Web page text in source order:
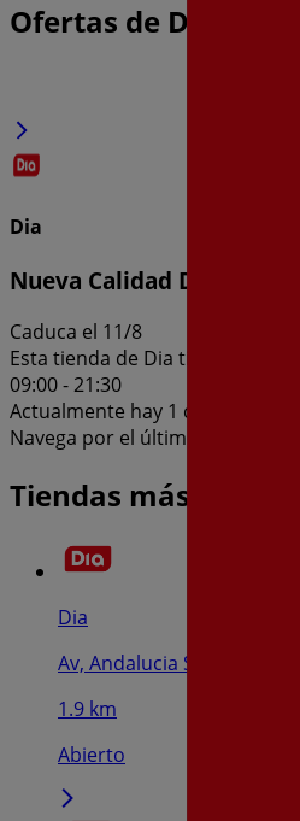
Ofertas de Dia en
Dia
Nueva Calidad Dia del 05/
Caduca el 11/8
Esta tienda de Dia tiene los
09:00 - 21:30
Actualmente hay 1 catálogos
Navega por el último catálogo
Tiendas más
Dia
Av, Andalucia S/N,
1.9 km
Abierto